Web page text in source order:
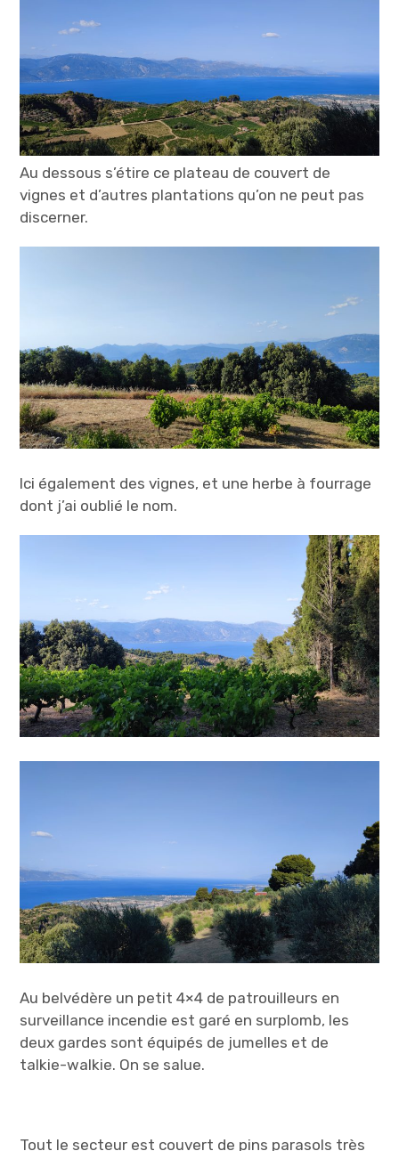
Au dessous s’étire ce plateau de couvert de
vignes et d’autres plantations qu’on ne peut pas
discerner.
Ici également des vignes, et une herbe à fourrage
dont j’ai oublié le nom.
Au belvédère un petit 4×4 de patrouilleurs en
surveillance incendie est garé en surplomb, les
deux gardes sont équipés de jumelles et de
talkie-walkie. On se salue.
Tout le secteur est couvert de pins parasols très